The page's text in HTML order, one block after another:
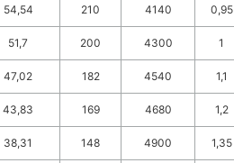
54,54 210 4140 0,95
51,7 200 4300 1
47,02 182 4540 1,1
43,83 169 4680 1,2
38,31 148 4900 1,35